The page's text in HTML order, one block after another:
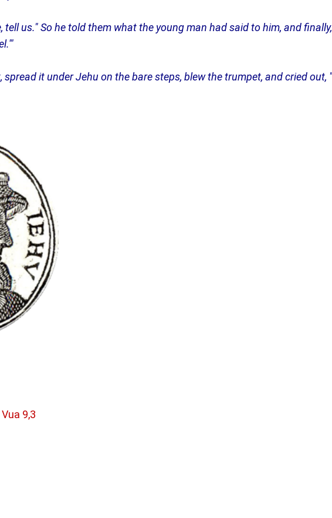
tell us." So he told them what the young man had said to him, and
it under Jehu on the bare steps, blew the trumpet, and cried out,
9,3